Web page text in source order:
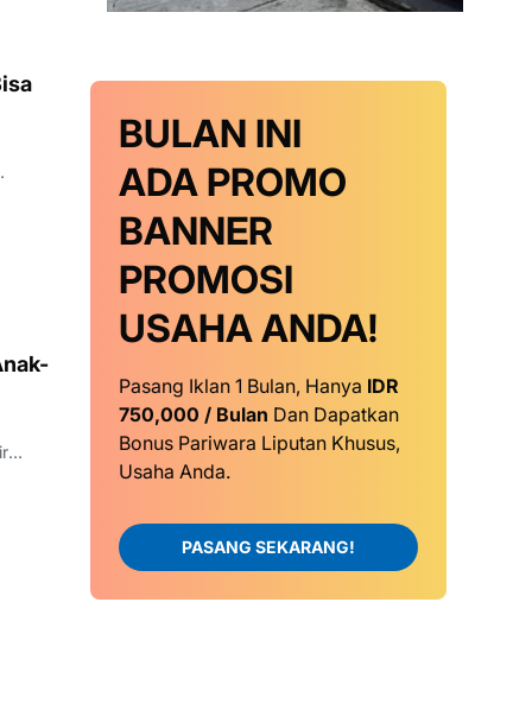
BULAN INI
ADA PROMO
BANNER
PROMOSI
USAHA ANDA!
Pasang Iklan 1 Bulan, Hanya IDR
750,000 / Bulan Dan Dapatkan
Bonus Pariwara Liputan Khusus,
Usaha Anda.
PASANG SEKARANG!